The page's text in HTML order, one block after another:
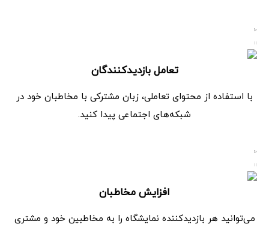
تعامل بازدیدکنندگان
با استفاده از محتوای تعاملی، زبان مشترکی با مخاطبان خود در
شبکه‌های اجتماعی پیدا کنید.
افزایش مخاطبان
می‌توانید هر بازدیدکننده نمایشگاه را به مخاطبین خود و مشتری